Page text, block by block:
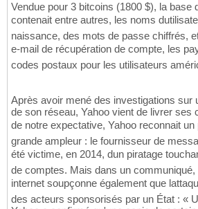
Vendue pour 3 bitcoins (1800 $), la base
contenait entre autres, les noms
naissance, des mots de passe chiffrés,
e-mail de récupération de compte, les
codes postaux pour les utilisateurs
Après avoir mené des investigations sur
de son réseau, Yahoo vient de livrer ses
de notre expectative, Yahoo reconnait un
grande ampleur : le fournisseur de
été victime, en 2014, dun piratage
de comptes. Mais dans un
internet soupçonne également que
des acteurs sponsorisés par un État : «